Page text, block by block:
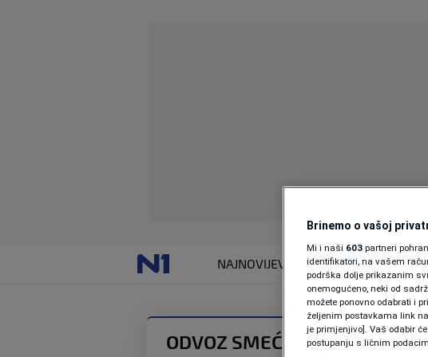
NAJNOVIJEVIJESTI SPORT
ODVOZ SMEĆA
Brinemo o vašoj
Mi i naši 603 partneri
identifikatori, na vašem
podrška dolje prikazanim
onemogućeno, neki od
možete ponovno odabrati i
željenim postavkama link
je primjenjivo]. Vaš odabir
postupanju s ličnim